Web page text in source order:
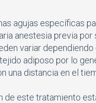
agujas específicas
anestesia previa por
variar dependiendo
adiposo por lo
una distancia en el
de este tratamiento